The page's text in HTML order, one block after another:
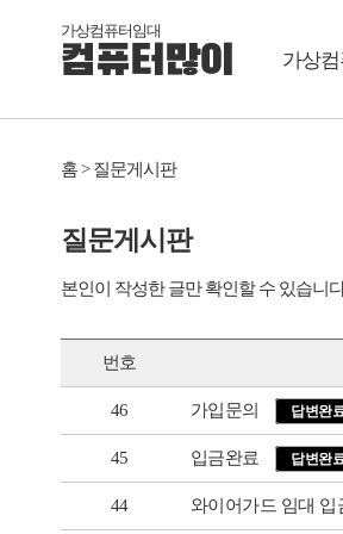
가상컴퓨터임대
컴퓨터많이 가상
홈 > 질문게시판
질문게시판
본인이 작성한 글만 확인할 수 있습니
번호
46 가입문의 답변완
45 입금완료 답변완
44 와이어가드 임대 입